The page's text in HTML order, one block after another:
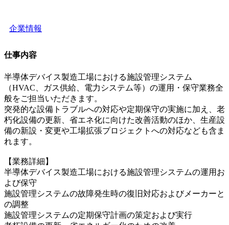
企業情報
仕事内容
半導体デバイス製造工場における施設管理システム
（HVAC、ガス供給、電力システム等）の運用・保守業務全
般をご担当いただきます。
突発的な設備トラブルへの対応や定期保守の実施に加え、老
朽化設備の更新、省エネ化に向けた改善活動のほか、生産設
備の新設・変更や工場拡張プロジェクトへの対応なども含ま
れます。
【業務詳細】
半導体デバイス製造工場における施設管理システムの運用お
よび保守
施設管理システムの故障発生時の復旧対応およびメーカーと
の調整
施設管理システムの定期保守計画の策定および実行